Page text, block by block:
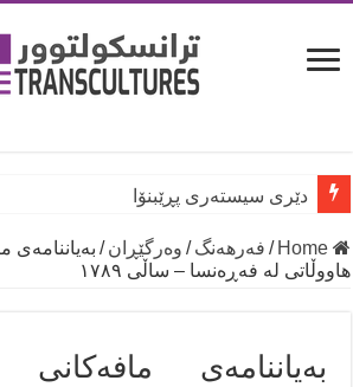
دێری سیستەری پڕێبنۆا
Home
/ فه‌رهه‌نگ / وه‌رگێڕان /
هاووڵاتی لە فەڕەنسا – ساڵی ١٧٨٩
بەیاننامەی